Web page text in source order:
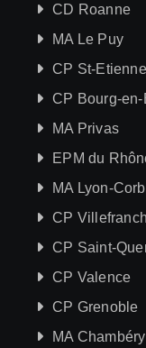
CD Roanne
MA Le Puy
CP St-Etienne
CP Bourg-
MA Privas
EPM du
MA Lyon-
CP
CP Saint-
CP Valence
CP Grenoble
MA Chambéry